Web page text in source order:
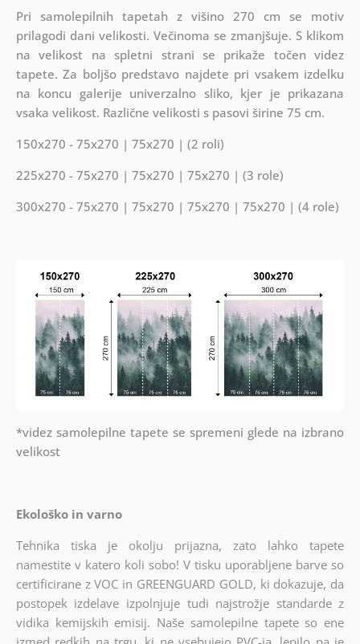
Pri samolepilnih tapetah z višino 270 cm se motiv
prilagodi dani velikosti. Večinoma se zmanjšuje. S klikom
na velikost na spletni strani se prikaže točen videz
tapete. Za boljšo predstavo najdete pri vsakem izdelku
na koncu galerije univerzalno sliko, kjer je prikazana
vsaka velikost. Različne velikosti s pasovi širine 75 cm.
150x270 - 75x270 | 75x270 | (2 roli)
225x270 - 75x270 | 75x270 | 75x270 | (3 role)
300x270 - 75x270 | 75x270 | 75x270 | 75x270 | (4 role)
*videz samolepilne tapete se spremeni glede na izbrano
velikost
Ekološko in varno
Tehnika tiska je okolju prijazna, zato lahko tapete
namestite v katero koli sobo! V tisku uporabljene barve so
certificirane z VOC in GREENGUARD GOLD, ki dokazuje, da
postopek izdelave izpolnjuje tudi najstrožje standarde z
vidika kemijskih emisij. Naše samolepilne tapete so ene